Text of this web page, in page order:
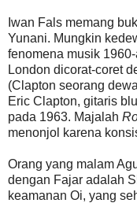
Iwan Fals memang
Yunani. Mungkin
fenomena musik
London dicorat-coret
(Clapton seorang
Eric Clapton, gitaris
pada 1963. Majalah
menonjol karena
Orang yang malam
dengan Fajar adalah
keamanan Oi, yang